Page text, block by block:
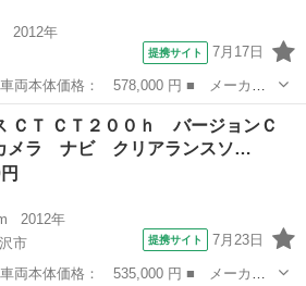
2012年
提携サイト 7月17日
ＣＴ ■ グレード名： ＣＴ２００
ラ スマートキー ■ 排気量： 1800cc
ＣＴ ＣＴ２００ｈ バージョンＣ
メラ ナビ クリアランスソ…
2012年
市
提携サイト 7月23日